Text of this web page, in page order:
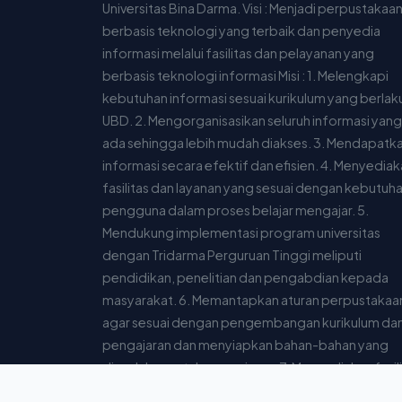
Universitas Bina Darma. Visi : Menjadi perpustakaan
berbasis teknologi yang terbaik dan penyedia
informasi melalui fasilitas dan pelayanan yang
berbasis teknologi informasi Misi : 1. Melengkapi
kebutuhan informasi sesuai kurikulum yang
UBD. 2. Mengorganisasikan seluruh informasi yang
ada sehingga lebih mudah diakses. 3.
informasi secara efektif dan efisien. 4.
fasilitas dan layanan yang sesuai dengan
pengguna dalam proses belajar mengajar. 5.
Mendukung implementasi program universitas
dengan Tridarma Perguruan Tinggi meliputi
pendidikan, penelitian dan pengabdian kepada
masyarakat. 6. Memantapkan aturan
agar sesuai dengan pengembangan kurikulum
pengajaran dan menyiapkan bahan-bahan yang
diperlukan untuk pengajaran. 7. Menyediakan